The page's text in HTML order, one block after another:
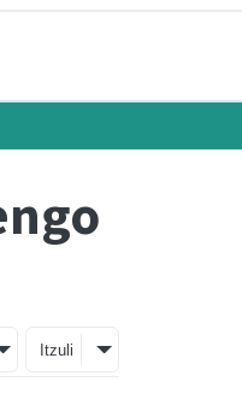
Itzuli